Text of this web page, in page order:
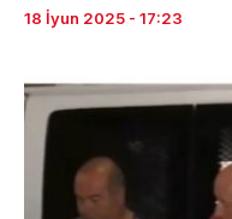
18 İyun 2025 - 17:23